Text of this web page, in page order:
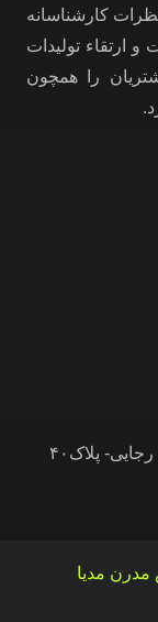
کارشناسانه
ارتقاء تولیدات
را همچون
پلاک۴۰
مدرن مدیا